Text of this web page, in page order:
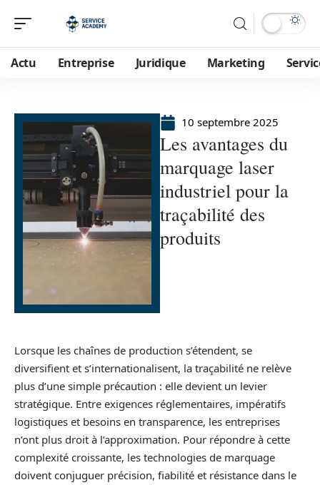
Actu Entreprise Juridique Marketing
10 septembre 2025
Les avantages du
marquage laser
industriel pour la
traçabilité des
produits
Lorsque les chaînes de production s’étendent, se
diversifient et s’internationalisent, la traçabilité ne relève
plus d’une simple précaution : elle devient un levier
stratégique. Entre exigences réglementaires, impératifs
logistiques et besoins en transparence, les entreprises
n’ont plus droit à l’approximation. Pour répondre à cette
complexité croissante, les technologies de marquage
doivent conjuguer précision, fiabilité et résistance dans le